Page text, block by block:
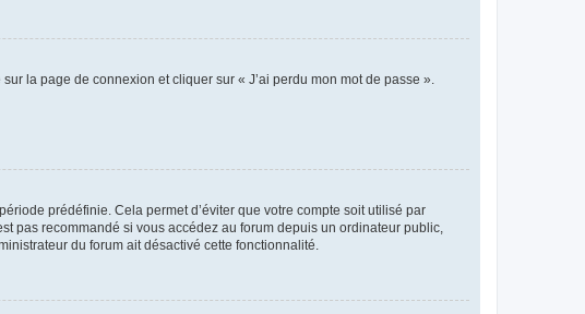
la page de connexion et cliquer sur « J’ai perdu mon mot de passe ».
prédéfinie. Cela permet d’éviter que votre compte soit utilisé par
pas recommandé si vous accédez au forum depuis un ordinateur public,
du forum ait désactivé cette fonctionnalité.